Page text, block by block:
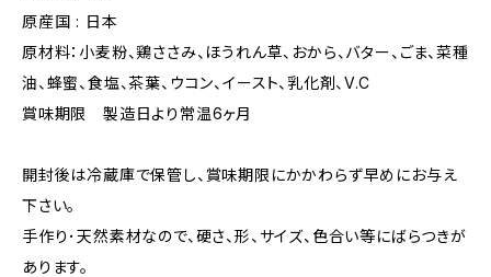
原産国 : 日本
原材料：小麦粉、鶏ささみ、ほうれん草、おから、バター、ごま、菜種
油、蜂蜜、食塩、茶葉、ウコン、イースト、乳化剤、V.C
賞味期限 製造日より常温6ヶ月
開封後は冷蔵庫で保管し、賞味期限にかかわらず早めにお与え
下さい。
手作り･天然素材なので、硬さ、形、サイズ、色合い等にばらつきが
あります。